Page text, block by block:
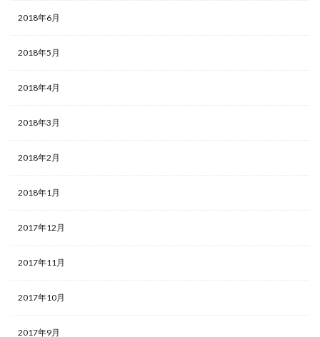
2018年6月
2018年5月
2018年4月
2018年3月
2018年2月
2018年1月
2017年12月
2017年11月
2017年10月
2017年9月